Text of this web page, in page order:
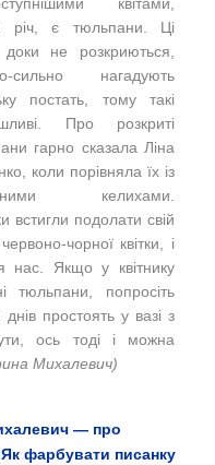
квітами,
річ, є тюльпани. Ці
доки не розкриються,
сильно нагадують
постать, тому такі
Про розкриті
гарно сказала Ліна
коли порівняла їх із
келихами.
встигли подолати свій
чорної квітки, і
Якщо у квітнику
тюльпани, попросіть
простоять у вазі з
ось тоді і можна
Михалевич)
— про
фарбувати писанку